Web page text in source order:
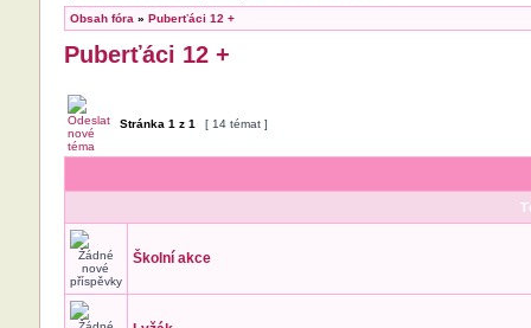
Obsah fóra » Puberťáci 12 +
Puberťáci 12 +
Stránka 1 z 1 [ 14 témat ]
Školní akce